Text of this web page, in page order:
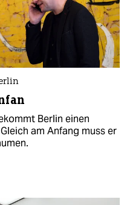
Berlin einen
am Anfang muss er